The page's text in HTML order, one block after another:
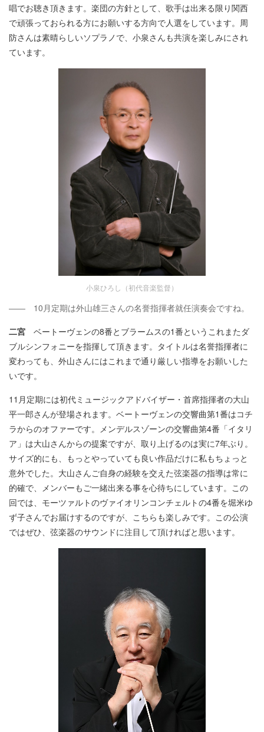
唱でお聴き頂きます。楽団の方針として、歌手は出来る限り関西
で頑張っておられる方にお願いする方向で人選をしています。周
防さんは素晴らしいソプラノで、小泉さんも共演を楽しみにされ
ています。
小泉ひろし（初代音楽監督）
―― 10月定期は外山雄三さんの名誉指揮者就任演奏会ですね。
二宮 ベートーヴェンの8番とブラームスの1番というこれまたダ
ブルシンフォニーを指揮して頂きます。タイトルは名誉指揮者に
変わっても、外山さんにはこれまで通り厳しい指導をお願いした
いです。
11月定期には初代ミュージックアドバイザー・首席指揮者の大山
平一郎さんが登場されます。ベートーヴェンの交響曲第1番はコチ
ラからのオファーです。メンデルスゾーンの交響曲第4番「イタリ
ア」は大山さんからの提案ですが、取り上げるのは実に7年ぶり。
サイズ的にも、もっとやっていても良い作品だけに私もちょっと
意外でした。大山さんご自身の経験を交えた弦楽器の指導は常に
的確で、メンバーもご一緒出来る事を心待ちにしています。この
回では、モーツァルトのヴァイオリンコンチェルトの4番を堀米ゆ
ず子さんでお届けするのですが、こちらも楽しみです。この公演
ではぜひ、弦楽器のサウンドに注目して頂ければと思います。